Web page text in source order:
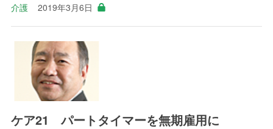
介護 2019年3月6日
ケア21 パートタイマーを無期雇用に